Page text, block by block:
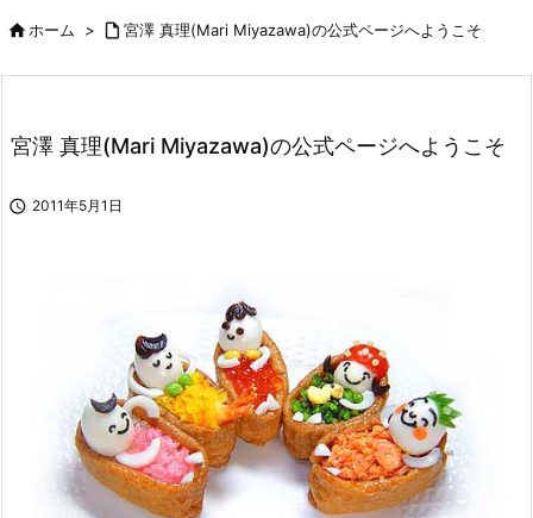


検索
ホーム >  宮澤 真理(Mari Miyazawa)の公式ページへようこそ
宮澤 真理(Mari Miyazawa)の公式ページへようこそ
 2011年5月1日